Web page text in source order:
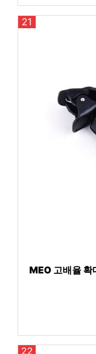
21
MEO 고배율 확
22